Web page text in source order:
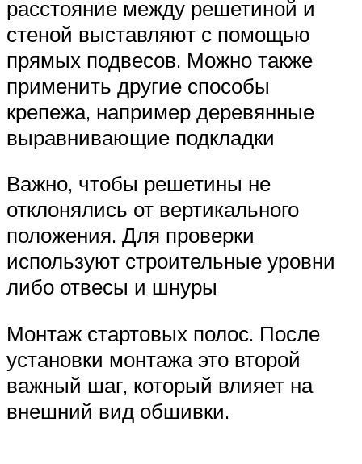
расстояние между решетиной и
стеной выставляют с помощью
прямых подвесов. Можно также
применить другие способы
крепежа, например деревянные
выравнивающие подкладки
Важно, чтобы решетины не
отклонялись от вертикального
положения. Для проверки
используют строительные уровни
либо отвесы и шнуры
Монтаж стартовых полос. После
установки монтажа это второй
важный шаг, который влияет на
внешний вид обшивки.